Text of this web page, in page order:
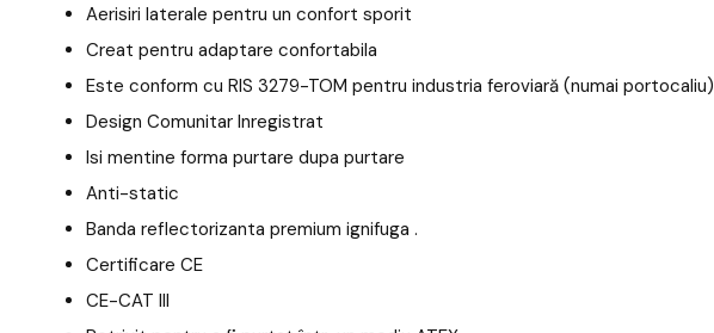
Aerisiri laterale pentru un confort sporit
Creat pentru adaptare confortabila
Este conform cu RIS 3279-TOM pentru industria feroviară (numai portocaliu)
Design Comunitar Inregistrat
Isi mentine forma purtare dupa purtare
Anti-static
Banda reflectorizanta premium ignifuga .
Certificare CE
CE-CAT III